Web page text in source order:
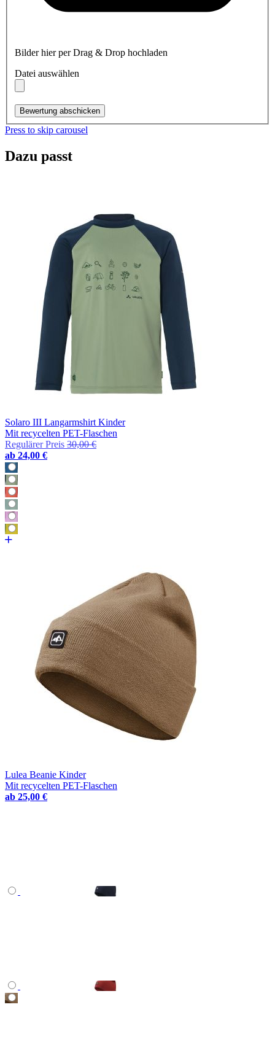
Bilder hier per Drag & Drop hochladen
Datei auswählen
Bewertung abschicken
Press to skip carousel
Dazu passt
Solaro III Langarmshirt Kinder
Mit recycelten PET-Flaschen
Regulärer Preis 30,00 €
ab 24,00 €
Lulea Beanie Kinder
Mit recycelten PET-Flaschen
ab 25,00 €